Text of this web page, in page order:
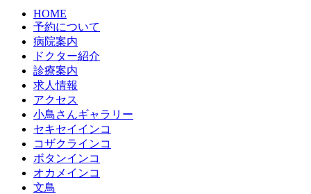
HOME
予約について
病院案内
ドクター紹介
診療案内
求人情報
アクセス
小鳥さんギャラリー
セキセイインコ
コザクラインコ
ボタンインコ
オカメインコ
文鳥